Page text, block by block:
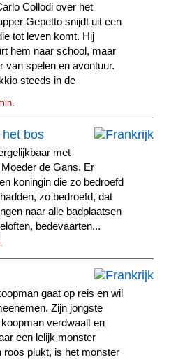
Collodi over het
Gepetto snijdt uit een
tot leven komt. Hij
hem naar school, maar
van spelen en avontuur.
steeds in de
bos
met
de Gans. Er
koningin die zo bedroefd
zo bedroefd, dat
naar alle badplaatsen
bedevaarten...
gaat op reis en wil
Zijn jongste
verdwaalt en
een lelijk monster
roos plukt, is het monster